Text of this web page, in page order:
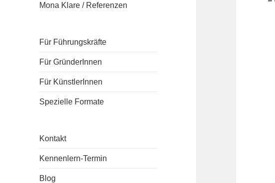
Mona Klare / Referenzen
Für Führungskräfte
Für GründerInnen
Für KünstlerInnen
Spezielle Formate
Kontakt
Kennenlern-Termin
Blog